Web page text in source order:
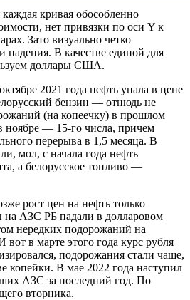
кривая обособленно
нет привязки по оси Y к
Зато визуально четко
падения. В качестве единой для
доллары США.
2021 года нефть упала в цене
бензин — отнюдь не
(на копеечку) в прошлом
ноябре — 15-го числа, причем
перерыва в 1,5 месяца. В
мол, с начала года нефть
а белорусское топливо —
рост цен на нефть только
на АЗС РБ падали в долларовом
нередких подорожаний на
вот в марте этого года курс рубля
подорожания стали чаще,
копейки. В мае 2022 года наступил
АЗС за последний год. По
вторника.